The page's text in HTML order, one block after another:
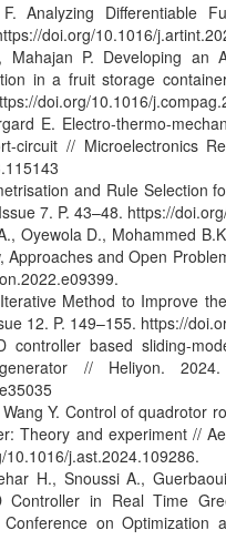
Analyzing Differentiable
doi.org/10.1016/
P. Developing an
in a fruit storage
doi.org/10.1016/
E. Electro-thermo-
circuit // Microelectronics
and Rule Selection
7. P. 43–48. https://
Oyewola D., Mohammed
and Open
Method to Improve
12. P. 149–155. https://
controller based sliding-
// Heliyon.
Y. Control of quadrotor
Theory and experiment //
j.ast.2024.109286.
H., Snoussi A.,
Controller in Real Time
on Optimization